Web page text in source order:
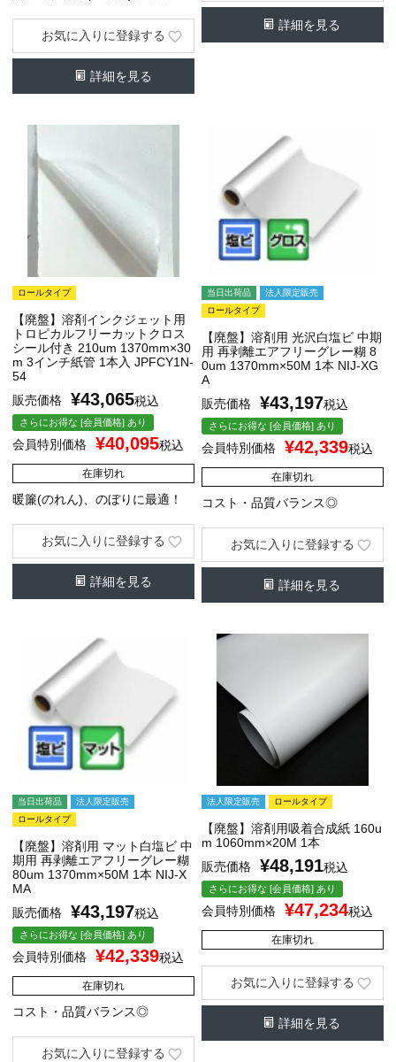
詳細を見る
お気に入りに登録する
詳細を見る
ロールタイプ
【廃盤】溶剤インクジェット用
トロピカルフリーカットクロス
シール付き 210um 1370mm×30
m 3インチ紙管 1本入 JPFCY1N-
54
販売価格
¥43,065税込
さらにお得な [会員価格] あり
会員特別価格 ¥40,095税込
在庫切れ
暖簾(のれん)、のぼりに最適！
詳細を見る
お気に入りに登録する
当日出荷品
法人限定販売
ロールタイプ
【廃盤】溶剤用 光沢白塩ビ 中期
用 再剥離エアフリーグレー糊 8
0um 1370mm×50M 1本 NIJ-XG
A
販売価格
¥43,197税込
さらにお得な [会員価格] あり
会員特別価格 ¥42,339税込
在庫切れ
コスト・品質バランス◎
詳細を見る
お気に入りに登録する
当日出荷品
法人限定販売
ロールタイプ
【廃盤】溶剤用 マット白塩ビ 中
期用 再剥離エアフリーグレー糊
80um 1370mm×50M 1本 NIJ-X
MA
販売価格
¥43,197税込
さらにお得な [会員価格] あり
会員特別価格 ¥42,339税込
在庫切れ
コスト・品質バランス◎
お気に入りに登録する
法人限定販売 ロールタイプ
【廃盤】溶剤用吸着合成紙 160u
m 1060mm×20M 1本
販売価格
¥48,191税込
さらにお得な [会員価格] あり
会員特別価格 ¥47,234税込
在庫切れ
詳細を見る
お気に入りに登録する